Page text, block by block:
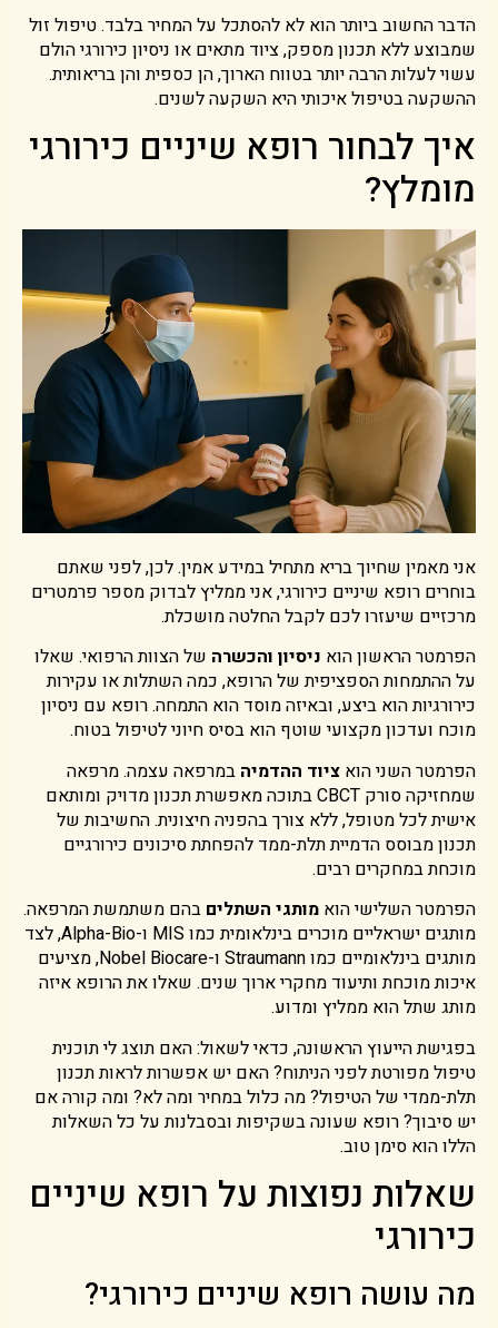
הדבר החשוב ביותר הוא לא להסתכל על המחיר בלבד. טיפול זול
שמבוצע ללא תכנון מספק, ציוד מתאים או ניסיון כירורגי הולם
עשוי לעלות הרבה יותר בטווח הארוך, הן כספית והן בריאותית.
ההשקעה בטיפול איכותי היא השקעה לשנים.
איך לבחור רופא שיניים כירורגי
מומלץ?
אני מאמין שחיוך בריא מתחיל במידע אמין. לכן, לפני שאתם
בוחרים רופא שיניים כירורגי, אני ממליץ לבדוק מספר פרמטרים
מרכזיים שיעזרו לכם לקבל החלטה מושכלת.
הפרמטר הראשון הוא ניסיון והכשרה של הצוות הרפואי. שאלו
על ההתמחות הספציפית של הרופא, כמה השתלות או עקירות
כירורגיות הוא ביצע, ובאיזה מוסד הוא התמחה. רופא עם ניסיון
מוכח ועדכון מקצועי שוטף הוא בסיס חיוני לטיפול בטוח.
הפרמטר השני הוא ציוד ההדמיה במרפאה עצמה. מרפאה
שמחזיקה סורק CBCT בתוכה מאפשרת תכנון מדויק ומותאם
אישית לכל מטופל, ללא צורך בהפניה חיצונית. החשיבות של
תכנון מבוסס הדמיית תלת-ממד להפחתת סיכונים כירורגיים
מוכחת במחקרים רבים.
הפרמטר השלישי הוא מותגי השתלים בהם משתמשת המרפאה.
מותגים ישראליים מוכרים בינלאומית כמו MIS ו-Alpha-Bio, לצד
מותגים בינלאומיים כמו Straumann ו-Nobel Biocare, מציעים
איכות מוכחת ותיעוד מחקרי ארוך שנים. שאלו את הרופא איזה
מותג שתל הוא ממליץ ומדוע.
בפגישת הייעוץ הראשונה, כדאי לשאול: האם תוצג לי תוכנית
טיפול מפורטת לפני הניתוח? האם יש אפשרות לראות תכנון
תלת-ממדי של הטיפול? מה כלול במחיר ומה לא? ומה קורה אם
יש סיבוך? רופא שעונה בשקיפות ובסבלנות על כל השאלות
הללו הוא סימן טוב.
שאלות נפוצות על רופא שיניים
כירורגי
מה עושה רופא שיניים כירורגי?